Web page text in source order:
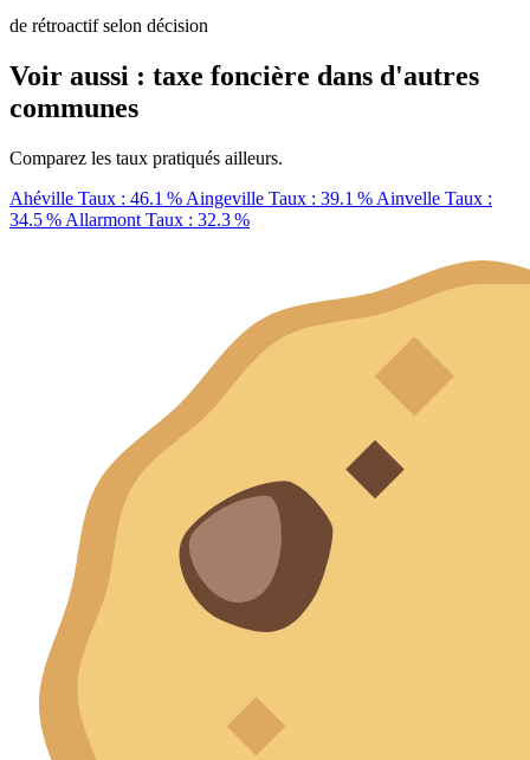
de rétroactif selon décision
Voir aussi : taxe foncière dans d'autres
communes
Comparez les taux pratiqués ailleurs.
Ahéville Taux : 46.1 % Aingeville Taux : 39.1 % Ainvelle Taux :
34.5 % Allarmont Taux : 32.3 %